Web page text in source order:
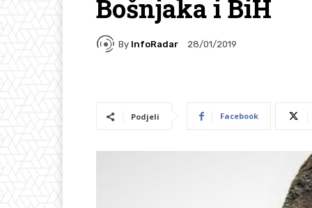
Bošnjaka i BiH
By InfoRadar 28/01/2019
Podjeli Facebook